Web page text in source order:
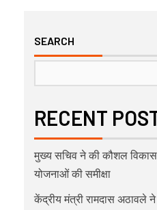
SEARCH
RECENT
मुख्य सचिव ने की कौशल
योजनाओं की समीक्षा
केंद्रीय मंत्री रामदास अठावले